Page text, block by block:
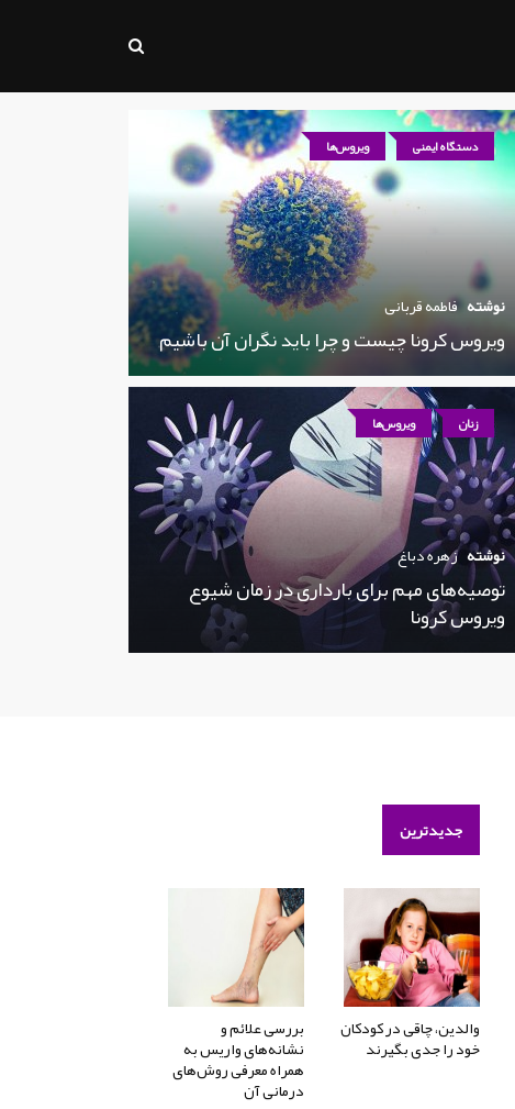
دستگاه ایمنی ویروس‌ها
نوشته فاطمه قربانی
ویروس کرونا چیست و چرا باید نگران آن باشیم
زنان ویروس‌ها
نوشته زهره دباغ
توصیه‌های مهم برای بارداری در زمان شیوع
ویروس کرونا
جدیدترین
والدین، چاقی در کودکان
خود را جدی بگیرند
بررسی علائم و
نشانه‌های واریس به
همراه معرفی روش‌های
درمانی آن